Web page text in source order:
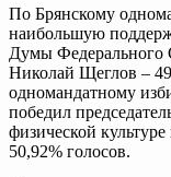
По Брянскому
наибольшую
Думы Федерального
Николай Щеглов –
одномандатному
победил
физической
50,92% голосов.